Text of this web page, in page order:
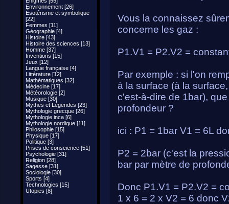
Environnement [26]
Ésotérisme et symbolique
[22]
Femmes [11]
Géographie [4]
Histoire [43]
Histoire des sciences [13]
Homme [37]
Inventions [15]
Jeux [12]
Langue française [4]
Littérature [12]
Mathématiques [32]
Médecine [17]
Météorologie [2]
Musique [30]
Mythes et Légendes [23]
Mythologie grecque [26]
Mythologie inca [6]
Mythologie nordique [11]
Philosophie [15]
Physique [17]
Politique [3]
Prises de conscience [51]
Psychologie [31]
Religion [28]
Sagesse [31]
Sociologie [30]
Sports [4]
Technologies [15]
Utopies [8]
Vous la connaissez
concerne les gaz :
P1.V1 = P2.V2 =
Par exemple : si l'on
à la surface (à la
c'est-à-dire de 1bar),
profondeur ?
ici : P1 = 1bar V1 = 6L
P2 = 2bar (c'est la
bar par mètre de
Donc P1.V1 = P2.V2 =
1 x 6 = 2 x V2 = 6 donc